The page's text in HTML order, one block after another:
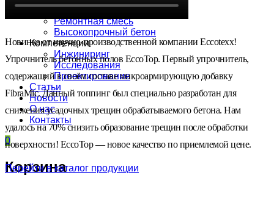
Силер
Ремонтная смесь
Высокопрочный бетон
Компетенции
Инжиниринг
Исследования
Проектирование
Статьи
Новости
О нас
Контакты
0
Корзина
Новинка от научно-производственной компании Eccotexx!
Упрочнитель бетонных полов EccoTop. Первый упрочнитель,
содержащий в своём составе микроармирующую добавку
FibraMic. Данный топпинг был специально разработан для
снижения усадочных трещин обрабатываемого бетона. Нам
удалось на 70% снизить образование трещин после обработки
поверхности! EccoTop — новое качество по приемлемой цене.
Перейти в каталог продукции